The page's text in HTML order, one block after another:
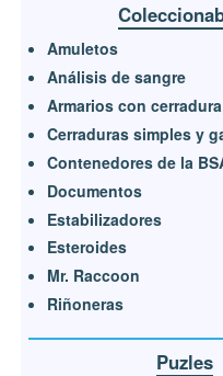
Amuletos
Análisis de sangre
Armarios con
Cerraduras simples y
Contenedores de la
Documentos
Estabilizadores
Esteroides
Mr. Raccoon
Riñoneras
Puzles